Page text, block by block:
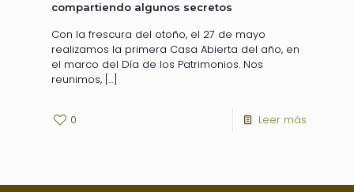
compartiendo algunos secretos
Con la frescura del otoño, el 27 de mayo
realizamos la primera Casa Abierta del año, en
el marco del Día de los Patrimonios. Nos
reunimos, […]
0 Leer más